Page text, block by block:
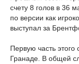
счету 8 голов в 36
по версии как
выступал за
Первую часть
Гранаде. В общей